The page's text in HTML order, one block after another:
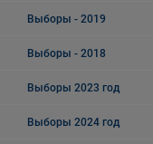
Выборы - 2019
Выборы - 2018
Выборы 2023 год
Выборы 2024 год